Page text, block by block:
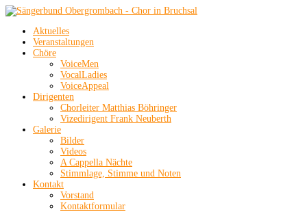
Aktuelles
Veranstaltungen
Chöre
VoiceMen
VocalLadies
VoiceAppeal
Dirigenten
Chorleiter Matthias Böhringer
Vizedirigent Frank Neuberth
Galerie
Bilder
Videos
A Cappella Nächte
Stimmlage, Stimme und Noten
Kontakt
Vorstand
Kontaktformular